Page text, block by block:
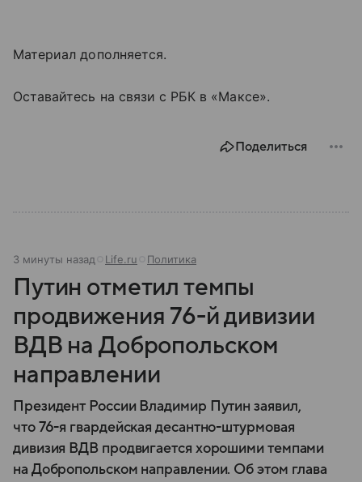
Материал дополняется.
Оставайтесь на связи с РБК в «Максе».
Поделиться
3 минуты назад Life.ru Политика
Путин отметил темпы
продвижения 76-й дивизии
ВДВ на Добропольском
направлении
Президент России Владимир Путин заявил,
что 76-я гвардейская десантно-штурмовая
дивизия ВДВ продвигается хорошими темпами
на Добропольском направлении. Об этом глава